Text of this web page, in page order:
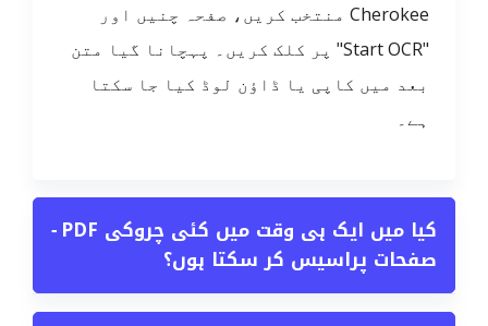
Cherokee منتخب کریں، صفحہ چنیں اور
"Start OCR" پر کلک کریں۔ پہچانا گیا متن
بعد میں کاپی یا ڈاؤن لوڈ کیا جا سکتا
ہے۔
کیا میں ایک ہی وقت میں کئی چروکی PDF
صفحات پراسیس کر سکتا ہوں؟
−